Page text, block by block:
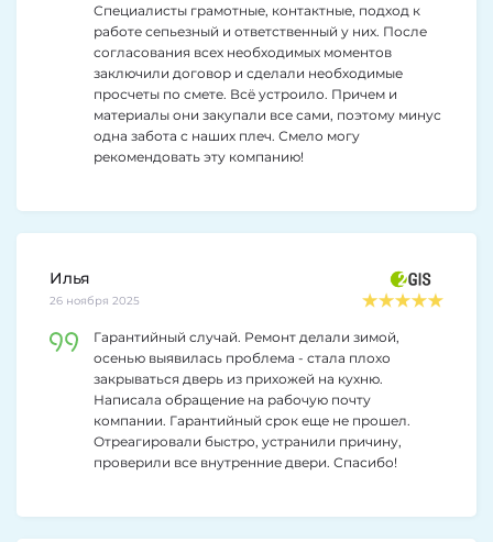
Специалисты грамотные, контактные, подход к
работе сепьезный и ответственный у них. После
согласования всех необходимых моментов
заключили договор и сделали необходимые
просчеты по смете. Всё устроило. Причем и
материалы они закупали все сами, поэтому минус
одна забота с наших плеч. Смело могу
рекомендовать эту компанию!
Илья
26 ноября 2025
Гарантийный случай. Ремонт делали зимой,
осенью выявилась проблема - стала плохо
закрываться дверь из прихожей на кухню.
Написала обращение на рабочую почту
компании. Гарантийный срок еще не прошел.
Отреагировали быстро, устранили причину,
проверили все внутренние двери. Спасибо!